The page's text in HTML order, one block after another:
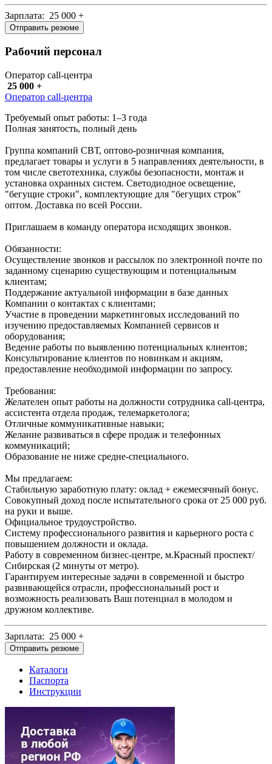
Зарплата: 25 000 +
Отправить резюме
Рабочий персонал
Оператор call-центра
25 000 +
Оператор call-центра
Требуемый опыт работы: 1–3 года
Полная занятость, полный день
Группа компаний СВТ, оптово-розничная компания,
предлагает товары и услуги в 5 направлениях деятельности, в
том числе светотехника, службы безопасности, монтаж и
установка охранных систем. Светодиодное освещение,
"бегущие строки", комплектующие для "бегущих строк"
оптом. Доставка по всей России.
Приглашаем в команду оператора исходящих звонков.
Обязанности:
Осуществление звонков и рассылок по электронной почте по
заданному сценарию существующим и потенциальным
клиентам;
Поддержание актуальной информации в базе данных
Компании о контактах с клиентами;
Участие в проведении маркетинговых исследований по
изучению предоставляемых Компанией сервисов и
оборудования;
Ведение работы по выявлению потенциальных клиентов;
Консультирование клиентов по новинкам и акциям,
предоставление необходимой информации по запросу.
Требования:
Желателен опыт работы на должности сотрудника call-центра,
ассистента отдела продаж, телемаркетолога;
Отличные коммуникативные навыки;
Желание развиваться в сфере продаж и телефонных
коммуникаций;
Образование не ниже средне-специального.
Мы предлагаем:
Стабильную заработную плату: оклад + ежемесячный бонус.
Совокупный доход после испытательного срока от 25 000 руб.
на руки и выше.
Официальное трудоустройство.
Систему профессионального развития и карьерного роста с
повышением должности и оклада.
Работу в современном бизнес-центре, м.Красный проспект/
Сибирская (2 минуты от метро).
Гарантируем интересные задачи в современной и быстро
развивающейся отрасли, профессиональный рост и
возможность реализовать Ваш потенциал в молодом и
дружном коллективе.
Зарплата: 25 000 +
Отправить резюме
Каталоги
Паспорта
Инструкции